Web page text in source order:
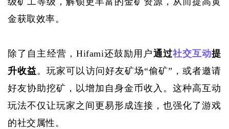
金获取效率。
除了自主经营， Hifami还鼓励用户通过社交互动提
升收益。玩家可以访问好友矿场“偷矿”，或者邀请
好友协助挖矿，以增加自身金币收入。这种高互动
玩法不仅让玩家之间更易形成连接，也强化了游戏
的社交属性。